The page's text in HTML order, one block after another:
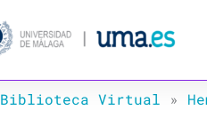
Biblioteca Virtual »